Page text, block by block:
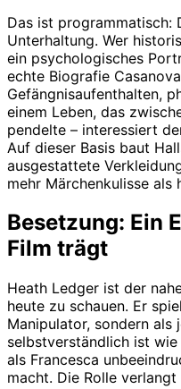
Das ist programmatisch:
Unterhaltung. Wer
ein psychologisches
echte Biografie
Gefängnisaufenthalten,
einem Leben, das
pendelte – interessiert
Auf dieser Basis baut
ausgestattete
mehr Märchenkulisse als
Besetzung: Ein
Film trägt
Heath Ledger ist der
heute zu schauen. Er
Manipulator, sondern als
selbstverständlich ist
als Francesca
macht. Die Rolle